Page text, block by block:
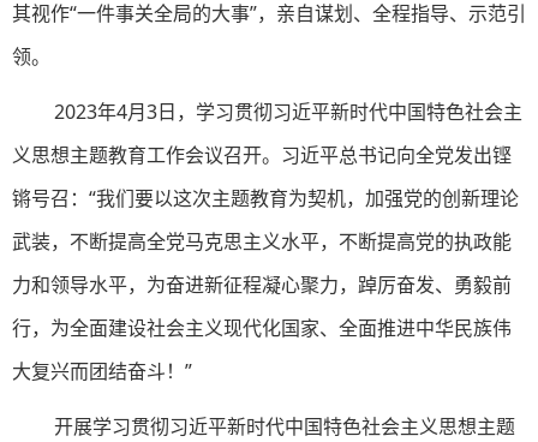
其视作“一件事关全局的大事”，亲自谋划、全程指导、示范引
领。
2023年4月3日，学习贯彻习近平新时代中国特色社会主
义思想主题教育工作会议召开。习近平总书记向全党发出铿
锵号召：“我们要以这次主题教育为契机，加强党的创新理论
武装，不断提高全党马克思主义水平，不断提高党的执政能
力和领导水平，为奋进新征程凝心聚力，踔厉奋发、勇毅前
行，为全面建设社会主义现代化国家、全面推进中华民族伟
大复兴而团结奋斗！”
开展学习贯彻习近平新时代中国特色社会主义思想主题